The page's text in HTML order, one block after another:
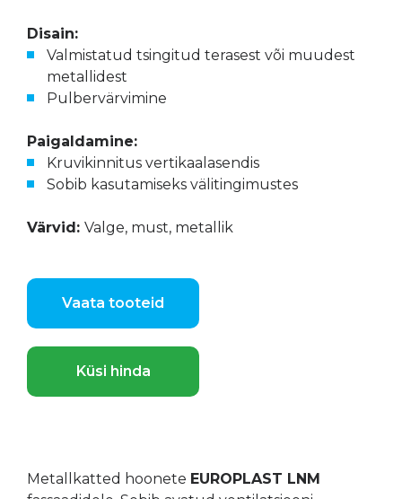
Disain:
Valmistatud tsingitud terasest või muudest
metallidest
Pulbervärvimine
Paigaldamine:
Kruvikinnitus vertikaalasendis
Sobib kasutamiseks välitingimustes
Värvid: Valge, must, metallik
Vaata tooteid
Küsi hinda
Metallkatted hoonete EUROPLAST LNM